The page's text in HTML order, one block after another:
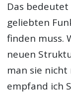
Das
geliebten
finden muss.
neuen
man sie nicht
empfand ich